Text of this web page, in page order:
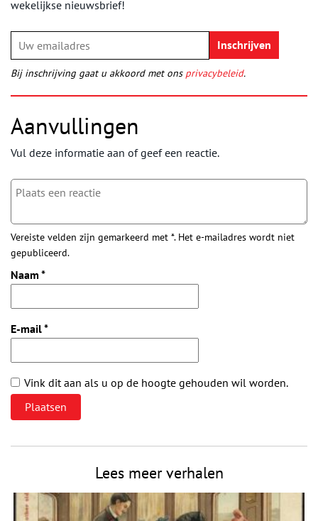
wekelijkse nieuwsbrief!
Bij inschrijving gaat u akkoord met ons privacybeleid.
Aanvullingen
Vul deze informatie aan of geef een reactie.
Vereiste velden zijn gemarkeerd met *. Het e-mailadres wordt niet
gepubliceerd.
Naam *
E-mail*
Vink dit aan als u op de hoogte gehouden wil worden.
Lees meer verhalen